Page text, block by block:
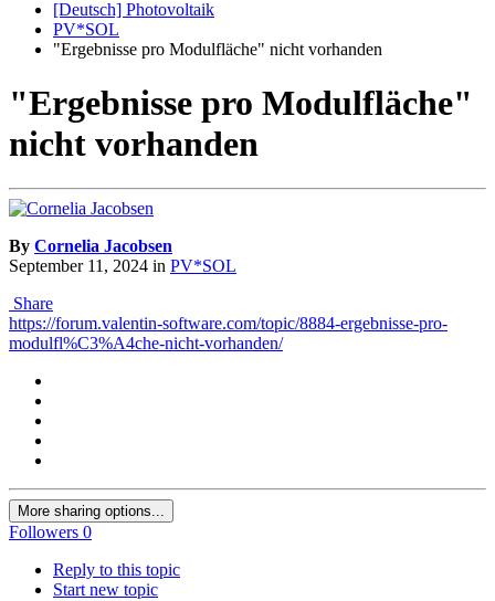
[Deutsch] Photovoltaik
PV*SOL
"Ergebnisse pro Modulfläche" nicht vorhanden
"Ergebnisse pro Modulfläche"
nicht vorhanden
By Cornelia Jacobsen
September 11, 2024 in PV*SOL
Share
https://forum.valentin-software.com/topic/8884-ergebnisse-pro-
modulfl%C3%A4che-nicht-vorhanden/
More sharing options...
Followers 0
Reply to this topic
Start new topic